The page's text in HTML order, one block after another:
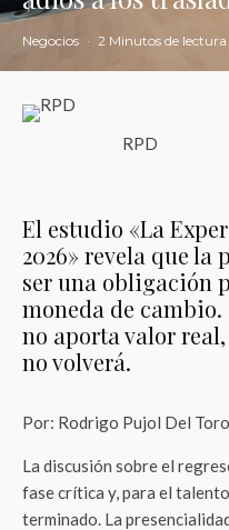
Negocios · 2 Minutos de lectura
RPD
El estudio «La
2026» revela que la
ser una obligación
moneda de
no aporta valor
no volverá.
Por: Rodrigo Pujol Del Toro
La discusión sobre el
fase crítica y, para el
terminado. La